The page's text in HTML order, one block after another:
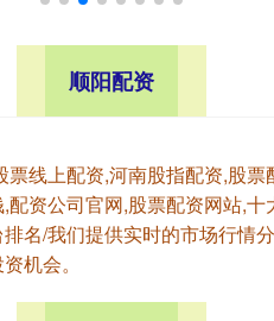
顺阳配资
票线上配资,河南股指配资,股票
配资公司官网,股票配资网站,十
名/我们提供实时的市场行情分
机会。